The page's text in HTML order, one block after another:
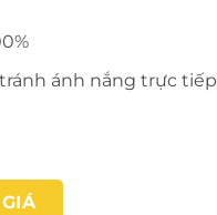
ánh nắng trực tiếp